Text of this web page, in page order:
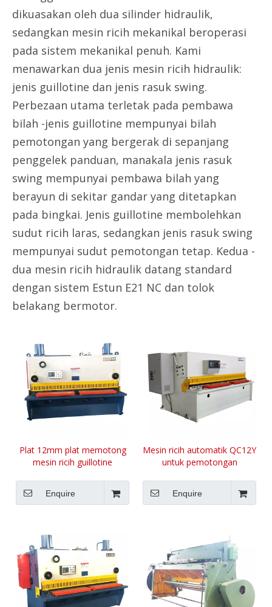
dikuasakan oleh dua silinder hidraulik,
sedangkan mesin ricih mekanikal beroperasi
pada sistem mekanikal penuh. Kami
menawarkan dua jenis mesin ricih hidraulik:
jenis guillotine dan jenis rasuk swing.
Perbezaan utama terletak pada pembawa
bilah -jenis guillotine mempunyai bilah
pemotongan yang bergerak di sepanjang
penggelek panduan, manakala jenis rasuk
swing mempunyai pembawa bilah yang
berayun di sekitar gandar yang ditetapkan
pada bingkai. Jenis guillotine membolehkan
sudut ricih laras, sedangkan jenis rasuk swing
mempunyai sudut pemotongan tetap. Kedua -
dua mesin ricih hidraulik datang standard
dengan sistem Estun E21 NC dan tolok
belakang bermotor.
Plat 12mm plat memotong
mesin ricih guillotine
Enquire
Mesin ricih automatik QC12Y
untuk pemotongan
Enquire